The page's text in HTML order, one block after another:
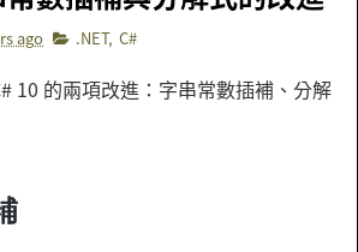
ago .NET, C#
10 的兩項改進：字串常數插補、分解